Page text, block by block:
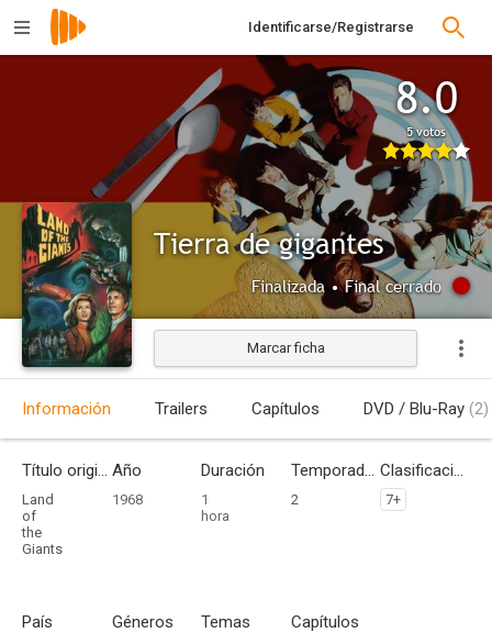
Identificarse/Registrarse
8.0
5 votos
Tierra de gigantes
Finalizada • Final cerrado
Marcar ficha
Información Trailers Capítulos DVD / Blu-Ray (2)
Título original
Land
of
the
Giants
Año
1968
Duración
1
hora
Temporadas
2
Clasificación por edades
7+
País Géneros Temas Capítulos